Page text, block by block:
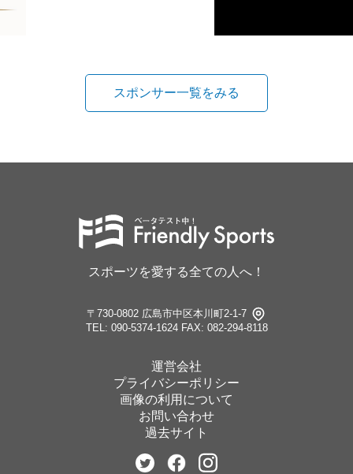
スポンサー一覧をみる
スポーツを愛する全ての人へ！
〒730-0802 広島市中区本川町2-1-7
TEL: 090-5374-1624 FAX: 082-294-8118
運営会社
プライバシーポリシー
画像の利用について
お問い合わせ
過去サイト